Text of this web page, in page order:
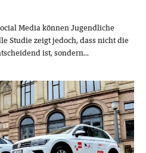
Media können Jugendliche
Studie zeigt jedoch, dass nicht die
ist, sondern...